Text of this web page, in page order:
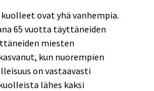
ovat yhä vanhempia.
65 vuotta täyttäneiden
miesten
kun nuorempien
on vastaavasti
lähes kaksi